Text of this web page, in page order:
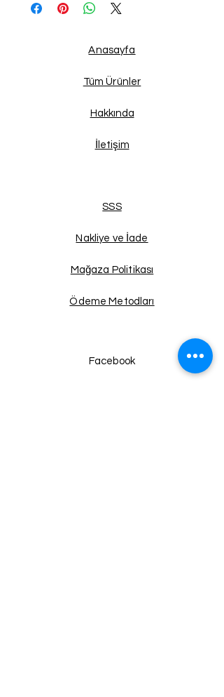
Anasayfa
Tüm Ürünler
Hakkında
İletişim
SSS
Nakliye ve İade
Mağaza Politikası
Ödeme Metodları
Facebook